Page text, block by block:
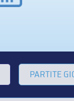
PARTITE